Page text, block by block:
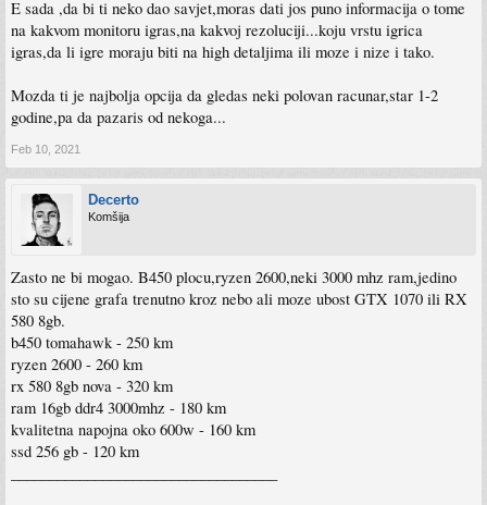
E sada ,da bi ti neko dao savjet,moras dati jos puno informacija o tome
na kakvom monitoru igras,na kakvoj rezoluciji...koju vrstu igrica
igras,da li igre moraju biti na high detaljima ili moze i nize i tako.
Mozda ti je najbolja opcija da gledas neki polovan racunar,star 1-2
godine,pa da pazaris od nekoga...
Feb 10, 2021
Decerto
Komšija
Zasto ne bi mogao. B450 plocu,ryzen 2600,neki 3000 mhz ram,jedino
sto su cijene grafa trenutno kroz nebo ali moze ubost GTX 1070 ili RX
580 8gb.
b450 tomahawk - 250 km
ryzen 2600 - 260 km
rx 580 8gb nova - 320 km
ram 16gb ddr4 3000mhz - 180 km
kvalitetna napojna oko 600w - 160 km
ssd 256 gb - 120 km